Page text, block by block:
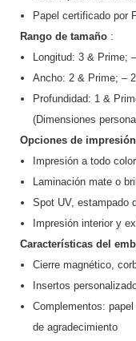
Papel certificado por
Rango de tamaño :
Longitud: 3 & Prime;
Ancho: 2 & Prime; –
Profundidad: 1 &
(Dimensiones
Opciones de impresión
Impresión a todo
Laminación mate o
Spot UV, estampado
Impresión interior y
Características del
Cierre magnético,
Insertos
Complementos:
de agradecimiento